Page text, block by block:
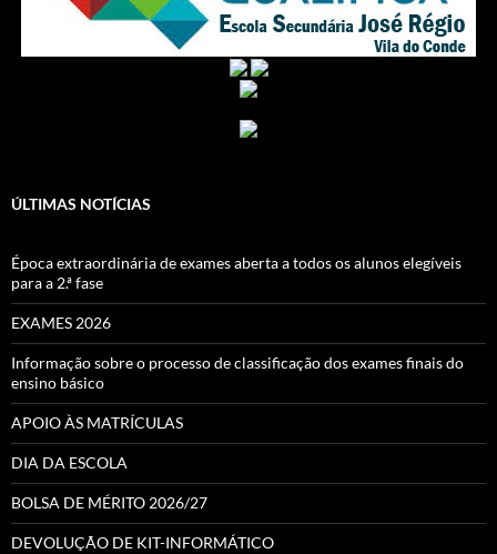
ÚLTIMAS NOTÍCIAS
Época extraordinária de exames aberta a todos os alunos elegíveis
para a 2.ª fase
EXAMES 2026
Informação sobre o processo de classificação dos exames finais do
ensino básico
APOIO ÀS MATRÍCULAS
DIA DA ESCOLA
BOLSA DE MÉRITO 2026/27
DEVOLUÇÃO DE KIT-INFORMÁTICO